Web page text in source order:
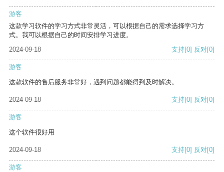
游客
这款学习软件的学习方式非常灵活，可以根据自己的需求选择学习方
式。我可以根据自己的时间安排学习进度。
2024-09-18
支持[0] 反对[0]
游客
这款软件的售后服务非常好，遇到问题都能得到及时解决。
2024-09-18 支持[0] 反对[0]
游客
这个软件很好用
2024-09-18 支持[0] 反对[0]
游客